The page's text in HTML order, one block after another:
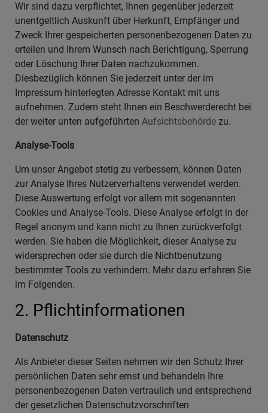
Wir sind dazu verpflichtet, Ihnen gegenüber jederzeit
unentgeltlich Auskunft über Herkunft, Empfänger und
Zweck Ihrer gespeicherten personenbezogenen Daten zu
erteilen und Ihrem Wunsch nach Berichtigung, Sperrung
oder Löschung Ihrer Daten nachzukommen.
Diesbezüglich können Sie jederzeit unter der im
Impressum hinterlegten Adresse Kontakt mit uns
aufnehmen. Zudem steht Ihnen ein Beschwerderecht bei
der weiter unten aufgeführten Aufsichtsbehörde zu.
Analyse-Tools
Um unser Angebot stetig zu verbessern, können Daten
zur Analyse Ihres Nutzerverhaltens verwendet werden.
Diese Auswertung erfolgt vor allem mit sogenannten
Cookies und Analyse-Tools. Diese Analyse erfolgt in der
Regel anonym und kann nicht zu Ihnen zurückverfolgt
werden. Sie haben die Möglichkeit, dieser Analyse zu
widersprechen oder sie durch die Nichtbenutzung
bestimmter Tools zu verhindern. Mehr dazu erfahren Sie
im Folgenden.
2. Pflichtinformationen
Datenschutz
Als Anbieter dieser Seiten nehmen wir den Schutz Ihrer
persönlichen Daten sehr ernst und behandeln Ihre
personenbezogenen Daten vertraulich und entsprechend
der gesetzlichen Datenschutzvorschriften